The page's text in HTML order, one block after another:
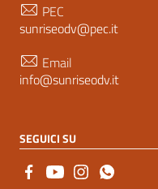
PEC
sunriseodv@pec.it
Email
info@sunriseodv.it
SEGUICI SU